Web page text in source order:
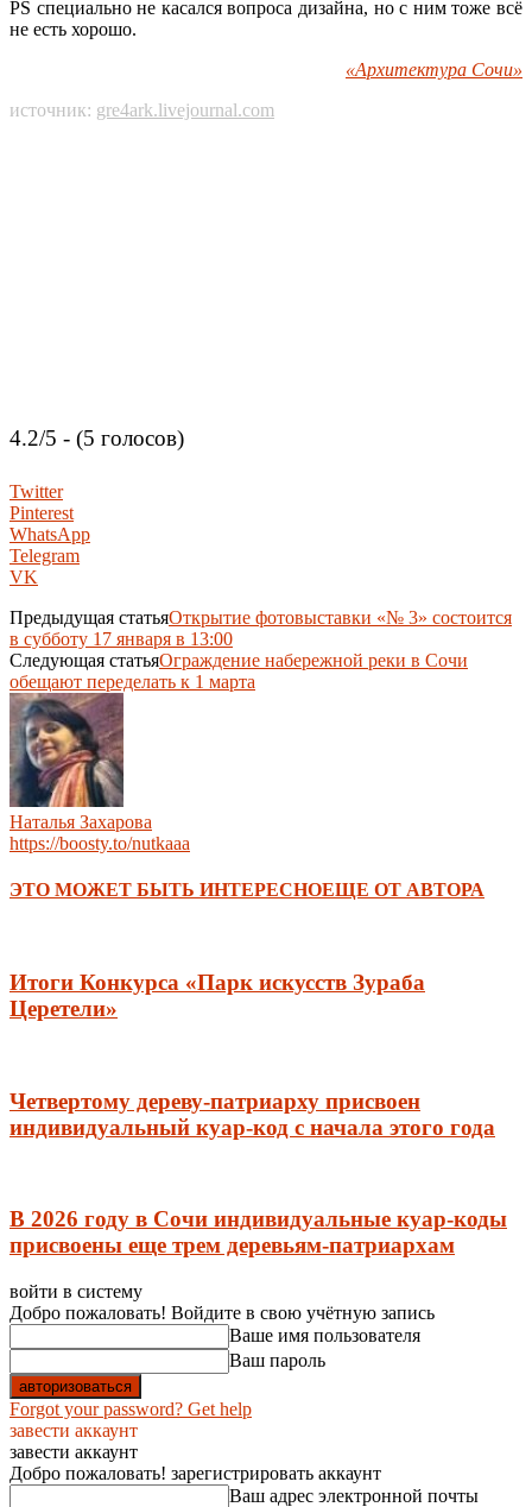
PS специально не касался вопроса дизайна, но с ним тоже всё
не есть хорошо.
«Архитектура Сочи»
источник: gre4ark.livejournal.com
4.2/5 - (5 голосов)
Twitter
Pinterest
WhatsApp
Telegram
VK
Предыдущая статьяОткрытие фотовыставки «№ 3» состоится
в субботу 17 января в 13:00
Следующая статьяОграждение набережной реки в Сочи
обещают переделать к 1 марта
Наталья Захарова
https://boosty.to/nutkaaa
ЭТО МОЖЕТ БЫТЬ ИНТЕРЕСНОЕЩЕ ОТ АВТОРА
Итоги Конкурса «Парк искусств Зураба
Церетели»
Четвертому дереву-патриарху присвоен
индивидуальный куар-код с начала этого года
В 2026 году в Сочи индивидуальные куар-коды
присвоены еще трем деревьям-патриархам
войти в систему
Добро пожаловать! Войдите в свою учётную запись
Ваше имя пользователя
Ваш пароль
Forgot your password? Get help
завести аккаунт
завести аккаунт
Добро пожаловать! зарегистрировать аккаунт
Ваш адрес электронной почты